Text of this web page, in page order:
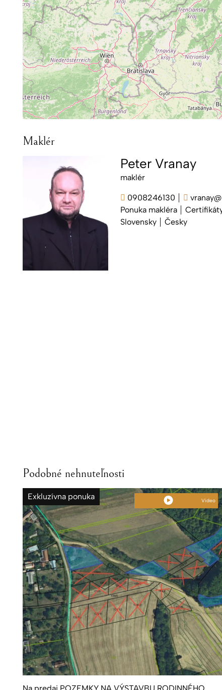
Maklér
Peter Vranay
maklér
0908246130
Ponuka makléra
Slovensky
Česky
Podobné nehnuteľnosti
Exkluzívna ponuka Video